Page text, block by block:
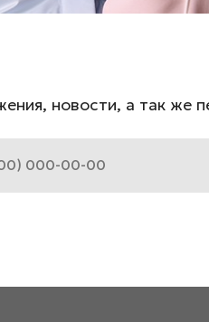
новости, а так же